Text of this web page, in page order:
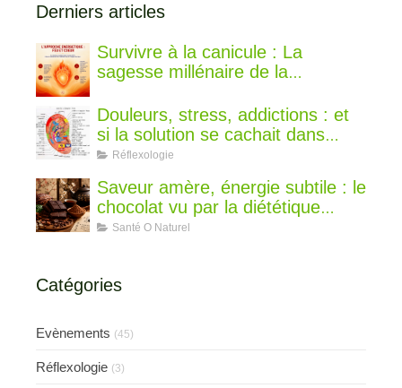
Derniers articles
Survivre à la canicule : La
sagesse millénaire de la
frais
Douleurs, stress, addictions : et
si la solution se cachait dans
votre oreille ?
Réflexologie
Saveur amère, énergie subtile : le
chocolat vu par la diététique
chinoise
Santé O Naturel
Catégories
Evènements (45)
Réflexologie (3)